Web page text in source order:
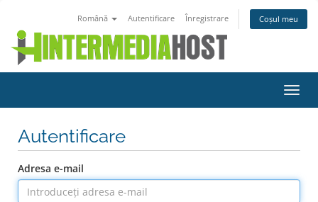
Română Autentificare Înregistrare Coșul meu
Autentificare
Adresa e-mail